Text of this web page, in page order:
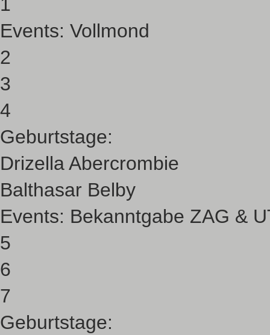
Events: Vollmond
2
3
4
Geburtstage:
Drizella Abercrombie
Balthasar Belby
Events: Bekanntgabe ZAG &
5
6
7
Geburtstage: